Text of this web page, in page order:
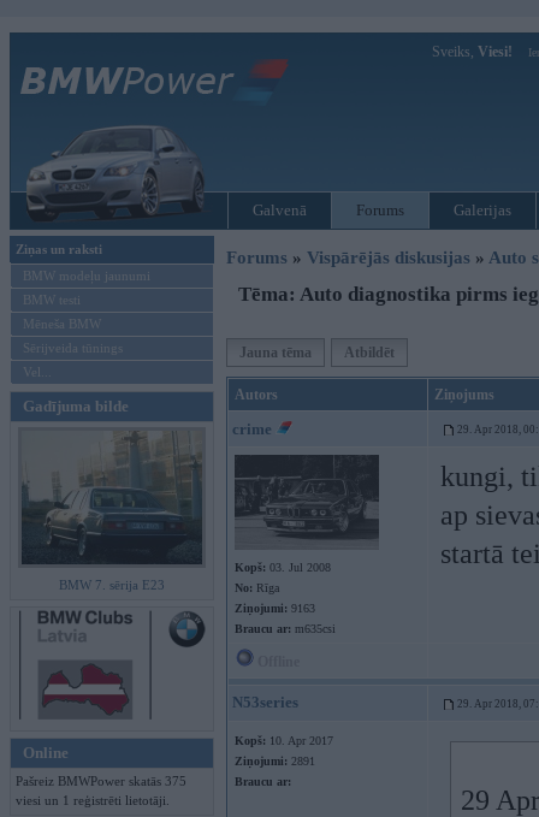
Sveiks, Viesi!
Galvenā Forums Galerijas
Ziņas un raksti
BMW modeļu jaunumi
BMW testi
Mēneša BMW
Sērijveida tūnings
Vel...
Gadījuma bilde
BMW 7. sērija E23
Online
Pašreiz BMWPower skatās 375
viesi un 1 reģistrēti lietotāji.
Forums » Vispārējās diskusijas » Auto
Tēma: Auto diagnostika pirms
Jauna tēma Atbildēt
Autors Ziņojums
crime 29. Apr 2018,
Kopš: 03. Jul 2008
No: Rīga
Ziņojumi: 9163
Braucu ar: m635csi
kungi,
ap
startā
N53series 29. Apr 2018,
Kopš: 10. Apr 2017
Ziņojumi: 2891
Braucu ar:
29